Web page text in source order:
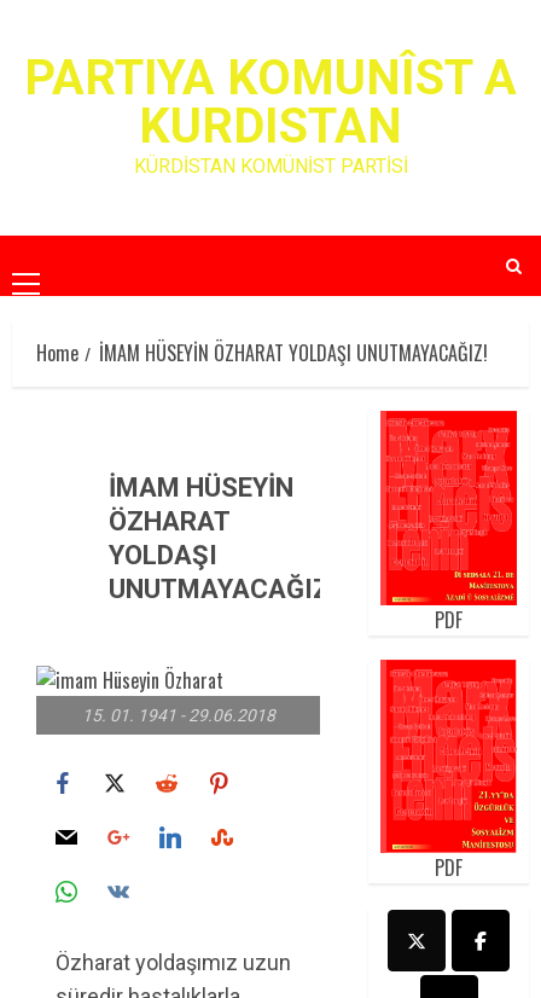
contentPARTIYA KOMUNÎST A
KURDISTAN
KÜRDİSTAN KOMÜNİST PARTİSİ
Primary
Menu
Home
İMAM HÜSEYİN ÖZHARAT YOLDAŞI UNUTMAYACAĞIZ!
İMAM HÜSEYİN
ÖZHARAT
YOLDAŞI
UNUTMAYACAĞIZ!
15. 01. 1941 - 29.06.2018
Özharat yoldaşımız uzun
PDF
PDF